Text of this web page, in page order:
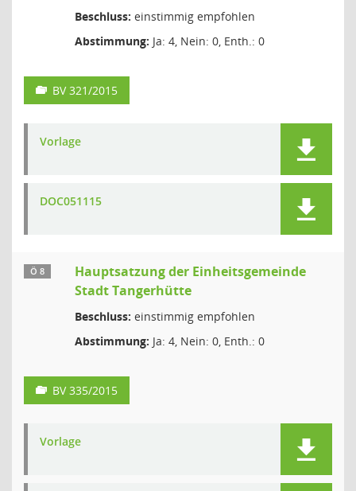
Beschluss: einstimmig empfohlen
Abstimmung: Ja: 4, Nein: 0, Enth.: 0
BV 321/2015
Vorlage
DOC051115
Ö 8
Hauptsatzung der Einheitsgemeinde
Stadt Tangerhütte
Beschluss: einstimmig empfohlen
Abstimmung: Ja: 4, Nein: 0, Enth.: 0
BV 335/2015
Vorlage